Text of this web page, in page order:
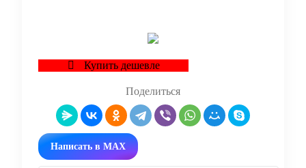
Купить дешевле
Поделиться
Написать в MAX